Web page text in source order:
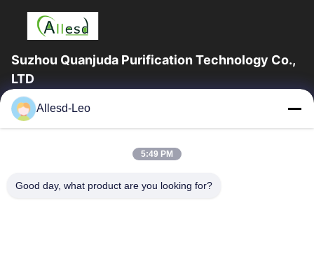
Suzhou Quanjuda Purification Technology Co.,
LTD
a experiência 16years, como um fabricante e um exportador
principais de ESD & produtos da sala de limpeza, nós
Casa
Produtos
Allesd-Leo
5:49 PM
Good day, what product are you looking for?